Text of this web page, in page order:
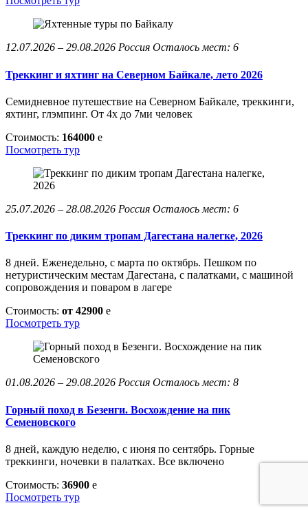
12.07.2026 – 29.08.2026 Россия Осталось мест: 6
Треккинг и яхтинг на Северном Байкале, лето 2026
Семидневное путешествие на Северном Байкале, треккинги,
яхтинг, глэмпинг. От 4х до 7ми человек
Стоимость: 164000 e
Посмотреть тур
25.07.2026 – 28.08.2026 Россия Осталось мест: 6
Треккинг по диким тропам Дагестана налегке, 2026
8 дней. Еженедельно, с марта по октябрь. Пешком по
нетуристическим местам Дагестана, с палатками, с машиной
сопровождения и поваром в лагере
Стоимость: от 42900 e
Посмотреть тур
01.08.2026 – 29.08.2026 Россия Осталось мест: 8
Горный поход в Безенги. Восхождение на пик
Семеновского
8 дней, каждую неделю, с июня по сентябрь. Горные
треккинги, ночевки в палатках. Все включено
Стоимость: 36900 e
Посмотреть тур